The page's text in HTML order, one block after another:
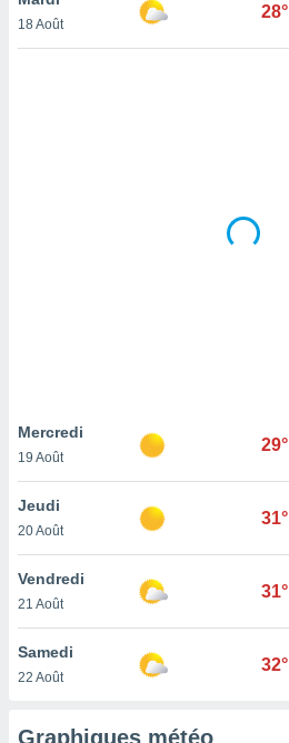
le
notre
que
et que
18 Août
28°
Mercredi
19 Août
29°
Jeudi
20 Août
31°
Vendredi
21 Août
31°
Samedi
22 Août
32°
Graphiques météo